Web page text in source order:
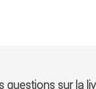
questions sur la